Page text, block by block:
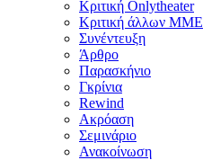
Κριτική Onlytheater
Κριτική άλλων ΜΜΕ
Συνέντευξη
Άρθρο
Παρασκήνιο
Γκρίνια
Rewind
Ακρόαση
Σεμινάριο
Ανακοίνωση